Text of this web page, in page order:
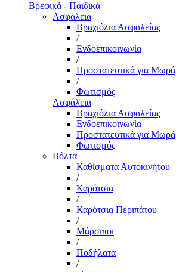
Βρεφικά - Παιδικά
Ασφάλεια
Βραχιόλια Ασφαλείας
/
Ενδοεπικοινωνία
/
Προστατευτικά για Μωρά
/
Φωτισμός
Ασφάλεια
Βραχιόλια Ασφαλείας
Ενδοεπικοινωνία
Προστατευτικά για Μωρά
Φωτισμός
Βόλτα
Καθίσματα Αυτοκινήτου
/
Καρότσια
/
Καρότσια Περιπάτου
/
Μάρσιποι
/
Ποδήλατα
/